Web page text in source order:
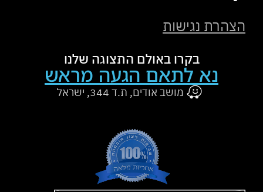
הצהרת נגישות
בקרו באולם התצוגה שלנו
נא לתאם הגעה מראש
מושב אודים, ת.ד 344, ישראל